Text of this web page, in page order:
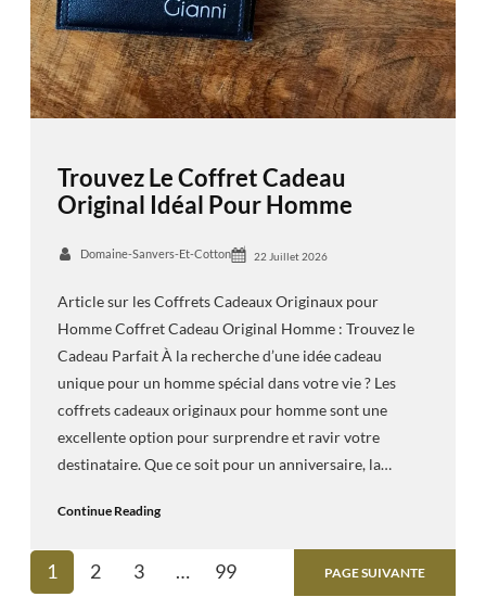
Trouvez Le Coffret Cadeau
Original Idéal Pour Homme
Domaine-Sanvers-Et-Cotton 22 Juillet 2026
Article sur les Coffrets Cadeaux Originaux pour
Homme Coffret Cadeau Original Homme : Trouvez le
Cadeau Parfait À la recherche d’une idée cadeau
unique pour un homme spécial dans votre vie ? Les
coffrets cadeaux originaux pour homme sont une
excellente option pour surprendre et ravir votre
destinataire. Que ce soit pour un anniversaire, la…
Continue Reading
1 2 3 … 99 PAGE SUIVANTE